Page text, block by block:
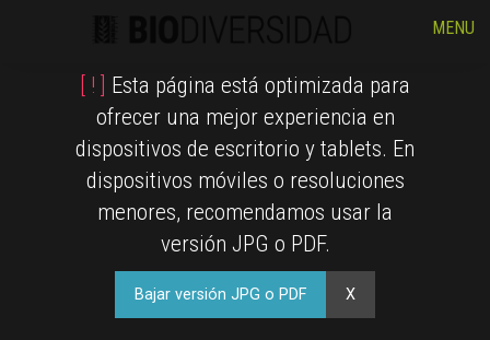
[ ! ] Esta página está optimizada para
ofrecer una mejor experiencia en
dispositivos de escritorio y tablets. En
dispositivos móviles o resoluciones
menores, recomendamos usar la
versión JPG o PDF.
Bajar versión JPG o PDF X
MENU